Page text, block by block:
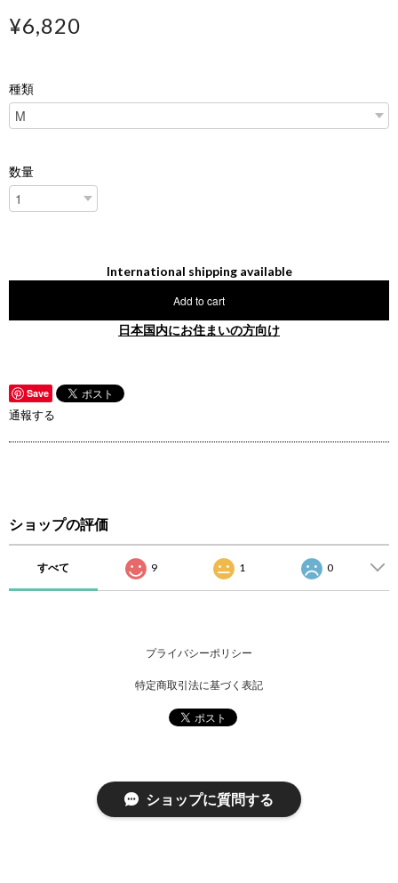
¥6,820
種類
数量
International shipping available
Add to cart
日本国内にお住まいの方向け
Save
通報する
ショップの評価
すべて 9 1 0
プライバシーポリシー
特定商取引法に基づく表記
ショップに質問する